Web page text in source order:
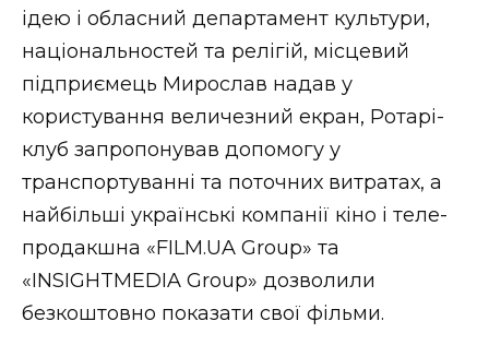
ідею і обласний департамент культури,
національностей та релігій, місцевий
підприємець Мирослав надав у
користування величезний екран, Ротарі-
клуб запропонував допомогу у
транспортуванні та поточних витратах, а
найбільші українські компанії кіно і теле-
продакшна «FILM.UA Group» та
«INSIGHTMEDIA Group» дозволили
безкоштовно показати свої фільми.